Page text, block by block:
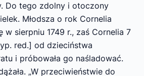
Do tego zdolny i otoczony
Młodsza o rok Cornelia
w sierpniu 1749 r., zaś Cornelia 7
red.] od dzieciństwa
i próbowała go naśladować.
„W przeciwieństwie do